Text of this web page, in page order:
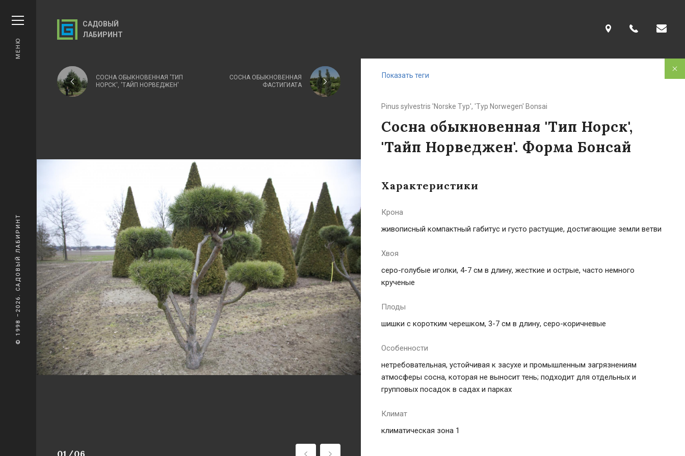
САДОВЫЙ
ЛАБИРИНТ
СОСНА ОБЫКНОВЕННАЯ 'ТИП
НОРСК', 'ТАЙП НОРВЕДЖЕН'
СОСНА ОБЫКНОВЕННАЯ
ФАСТИГИАТА
Показать теги
Pinus sylvestris 'Norske Typ', 'Typ Norwegen' Bonsai
Сосна обыкновенная 'Тип Норск',
'Тайп Норведжен'. Форма Бонсай
Характеристики
Крона
живописный компактный габитус и густо растущие, достигающие земли ветви
Хвоя
серо-голубые иголки, 4-7 см в длину, жесткие и острые, часто немного
крученые
Плоды
шишки с коротким черешком, 3-7 см в длину, серо-коричневые
Особенности
нетребовательная, устойчивая к засухе и промышленным загрязнениям
атмосферы сосна, которая не выносит тень; подходит для отдельных и
групповых посадок в садах и парках
Климат
климатическая зона 1
© 1998 –2026. САДОВЫЙ ЛАБИРИНТ
МЕНЮ